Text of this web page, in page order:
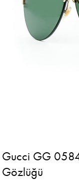
Gucci GG
Gözlüğü